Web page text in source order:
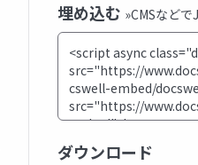
埋め込む »CMSなど
ダウンロード